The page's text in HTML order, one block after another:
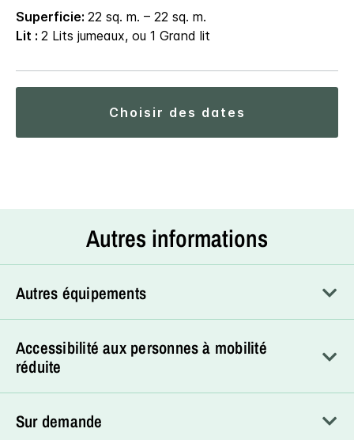
Superficie: 22 sq. m. – 22 sq. m.
Lit : 2 Lits jumeaux, ou 1 Grand lit
choisir des dates
Autres informations
Autres équipements
Accessibilité aux personnes à mobilité
réduite
Sur demande